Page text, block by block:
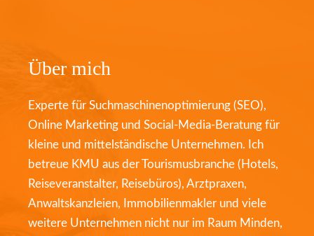
Über mich
Experte für Suchmaschinenoptimierung (SEO),
Online Marketing und Social-Media-Beratung für
kleine und mittelständische Unternehmen. Ich
betreue KMU aus der Tourismusbranche (Hotels,
Reiseveranstalter, Reisebüros), Arztpraxen,
Anwaltskanzleien, Immobilienmakler und viele
weitere Unternehmen nicht nur im Raum Minden,